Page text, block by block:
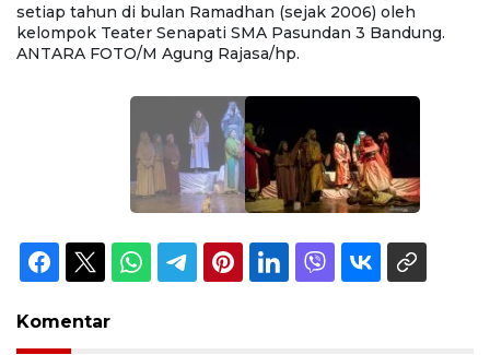
setiap tahun di bulan Ramadhan (sejak 2006) oleh
kelompok Teater Senapati SMA Pasundan 3 Bandung.
ANTARA FOTO/M Agung Rajasa/hp.
Komentar